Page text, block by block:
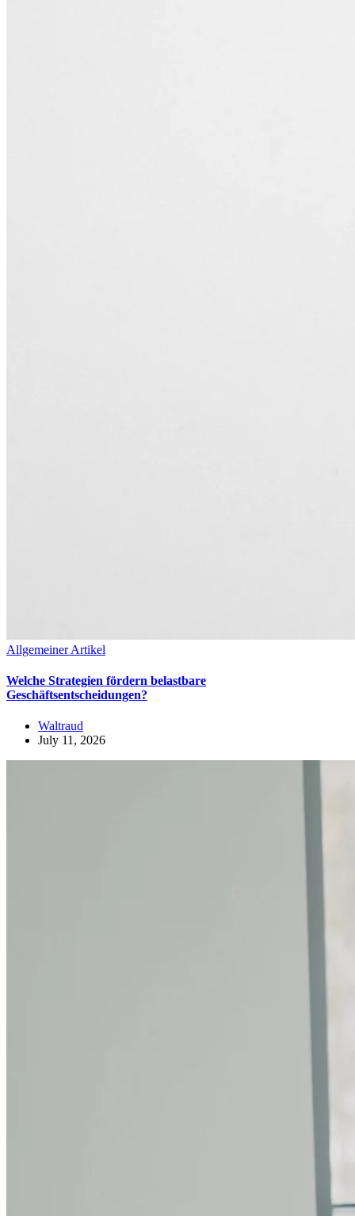
Allgemeiner Artikel
Welche Strategien fördern belastbare
Geschäftsentscheidungen?
Waltraud
July 11, 2026